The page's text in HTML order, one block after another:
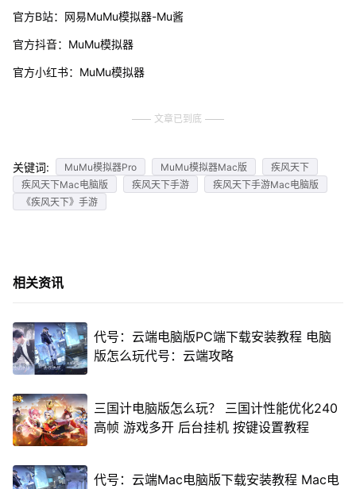
官方B站：网易MuMu模拟器-Mu酱
官方抖音：MuMu模拟器
官方小红书：MuMu模拟器
文章已到底
关键词: MuMu模拟器Pro MuMu模拟器Mac版
疾风天下
疾风天下Mac电脑版
疾风天下手游
疾风天下手游Mac电脑版
《疾风天下》手游
相关资讯
代号：云端电脑版PC端下载安装教程 电脑
版怎么玩代号：云端攻略
三国计电脑版怎么玩？ 三国计性能优化240
高帧 游戏多开 后台挂机 按键设置教程
代号：云端Mac电脑版下载安装教程 Mac电